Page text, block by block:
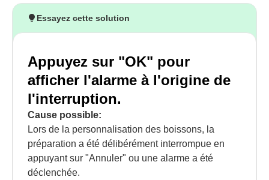
Essayez cette solution
Appuyez sur "OK" pour
afficher l'alarme à l'origine de
l'interruption.
Cause possible:
Lors de la personnalisation des boissons, la
préparation a été délibérément interrompue en
appuyant sur "Annuler" ou une alarme a été
déclenchée.